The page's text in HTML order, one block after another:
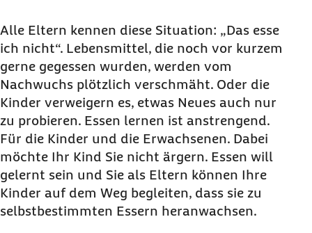
Alle Eltern kennen diese Situation: „Das esse
ich nicht“. Lebensmittel, die noch vor kurzem
gerne gegessen wurden, werden vom
Nachwuchs plötzlich verschmäht. Oder die
Kinder verweigern es, etwas Neues auch nur
zu probieren. Essen lernen ist anstrengend.
Für die Kinder und die Erwachsenen. Dabei
möchte Ihr Kind Sie nicht ärgern. Essen will
gelernt sein und Sie als Eltern können Ihre
Kinder auf dem Weg begleiten, dass sie zu
selbstbestimmten Essern heranwachsen.